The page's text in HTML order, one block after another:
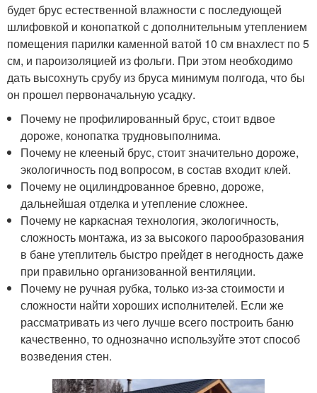
будет брус естественной влажности с последующей
шлифовкой и конопаткой с дополнительным утеплением
помещения парилки каменной ватой 10 см внахлест по 5
см, и пароизоляцией из фольги. При этом необходимо
дать высохнуть срубу из бруса минимум полгода, что бы
он прошел первоначальную усадку.
Почему не профилированный брус, стоит вдвое
дороже, конопатка трудновыполнима.
Почему не клееный брус, стоит значительно дороже,
экологичность под вопросом, в состав входит клей.
Почему не оцилиндрованное бревно, дороже,
дальнейшая отделка и утепление сложнее.
Почему не каркасная технология, экологичность,
сложность монтажа, из за высокого парообразования
в бане утеплитель быстро прейдет в негодность даже
при правильно организованной вентиляции.
Почему не ручная рубка, только из-за стоимости и
сложности найти хороших исполнителей. Если же
рассматривать из чего лучше всего построить баню
качественно, то однозначно используйте этот способ
возведения стен.